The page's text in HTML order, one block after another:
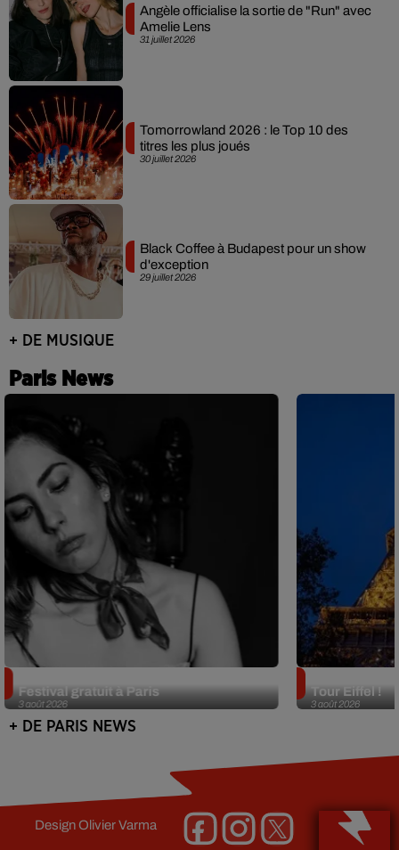
31 juillet 2026
Angèle officialise la sortie de "Run" avec
Amelie Lens
30 juillet 2026
Tomorrowland 2026 : le Top 10 des
titres les plus joués
29 juillet 2026
Black Coffee à Budapest pour un show
d'exception
+ DE MUSIQUE
Paris News
3 août 2026
Festival gratuit à Paris
3 août 2026
Tour Eiffel !
+ DE PARIS NEWS
DesignOlivier Varma